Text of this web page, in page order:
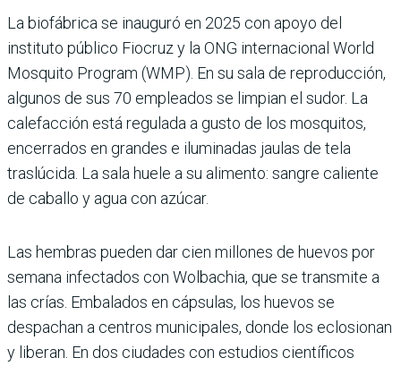
La biofábrica se inauguró en 2025 con apoyo del
instituto público Fiocruz y la ONG internacional World
Mosquito Program (WMP). En su sala de reproducción,
algunos de sus 70 empleados se limpian el sudor. La
calefacción está regulada a gusto de los mosquitos,
encerrados en grandes e iluminadas jaulas de tela
traslúcida. La sala huele a su alimento: sangre caliente
de caballo y agua con azúcar.
Las hembras pueden dar cien millones de huevos por
semana infectados con Wolbachia, que se transmite a
las crías. Embalados en cápsulas, los huevos se
despachan a centros municipales, donde los eclosionan
y liberan. En dos ciudades con estudios científicos